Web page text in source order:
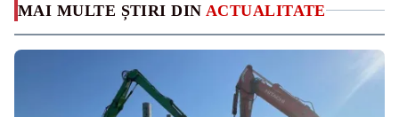
MAI MULTE ȘTIRI DIN ACTUALITATE